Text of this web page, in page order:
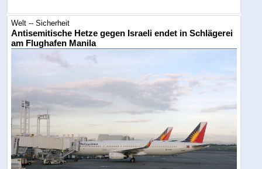
Welt -- Sicherheit
Antisemitische Hetze gegen Israeli endet in Schlägerei
am Flughafen Manila